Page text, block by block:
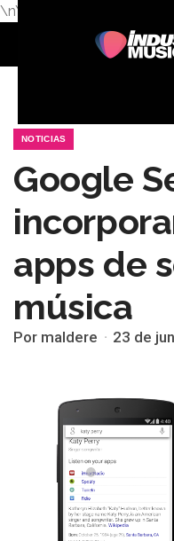
\n\n
NOTICIAS
Google
apps de
música
Por maldere 23 de